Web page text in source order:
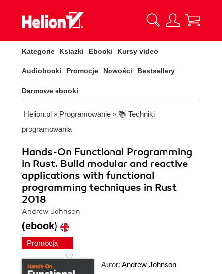
Kategorie Książki Ebooki Kursy video
Audiobooki Promocje Nowości Bestsellery
Darmowe ebooki
Helion.pl » Programowanie » 📚 Techniki
programowania
Hands-On Functional Programming
in Rust. Build modular and reactive
applications with functional
programming techniques in Rust
2018
Andrew Johnson
(ebook)
Promocja
Autor: Andrew Johnson